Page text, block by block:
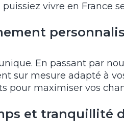
vivre en France
En passant par
sur mesure adapté à
pour maximiser vos
et tranquillité